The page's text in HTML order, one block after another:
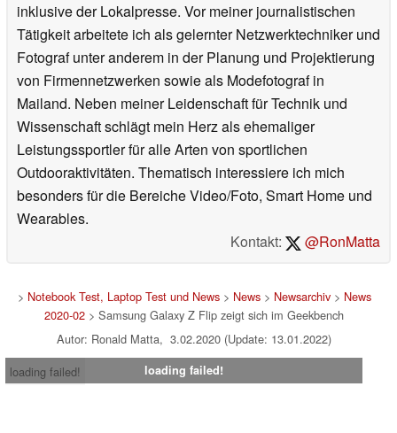
inklusive der Lokalpresse. Vor meiner journalistischen
Tätigkeit arbeitete ich als gelernter Netzwerktechniker und
Fotograf unter anderem in der Planung und Projektierung
von Firmennetzwerken sowie als Modefotograf in
Mailand. Neben meiner Leidenschaft für Technik und
Wissenschaft schlägt mein Herz als ehemaliger
Leistungssportler für alle Arten von sportlichen
Outdooraktivitäten. Thematisch interessiere ich mich
besonders für die Bereiche Video/Foto, Smart Home und
Wearables.
Kontakt:
@RonMatta
> Notebook Test, Laptop Test und News> News> Newsarchiv> News
2020-02 > Samsung Galaxy Z Flip zeigt sich im Geekbench
Autor: Ronald Matta, 3.02.2020 (Update: 13.01.2022)
loading failed!
loading failed!